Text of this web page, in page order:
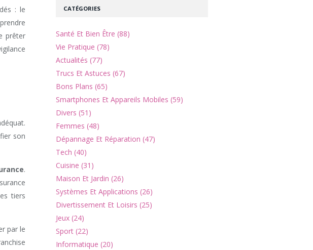
: le
prêter
son
.
tiers
par le
CATÉGORIES
Santé Et Bien Être (88)
Vie Pratique (78)
Actualités (77)
Trucs Et Astuces (67)
Bons Plans (65)
Smartphones Et Appareils Mobiles (59)
Divers (51)
Femmes (48)
Dépannage Et Réparation (47)
Tech (40)
Cuisine (31)
Maison Et Jardin (26)
Systèmes Et Applications (26)
Divertissement Et Loisirs (25)
Jeux (24)
Sport (22)
Informatique (20)